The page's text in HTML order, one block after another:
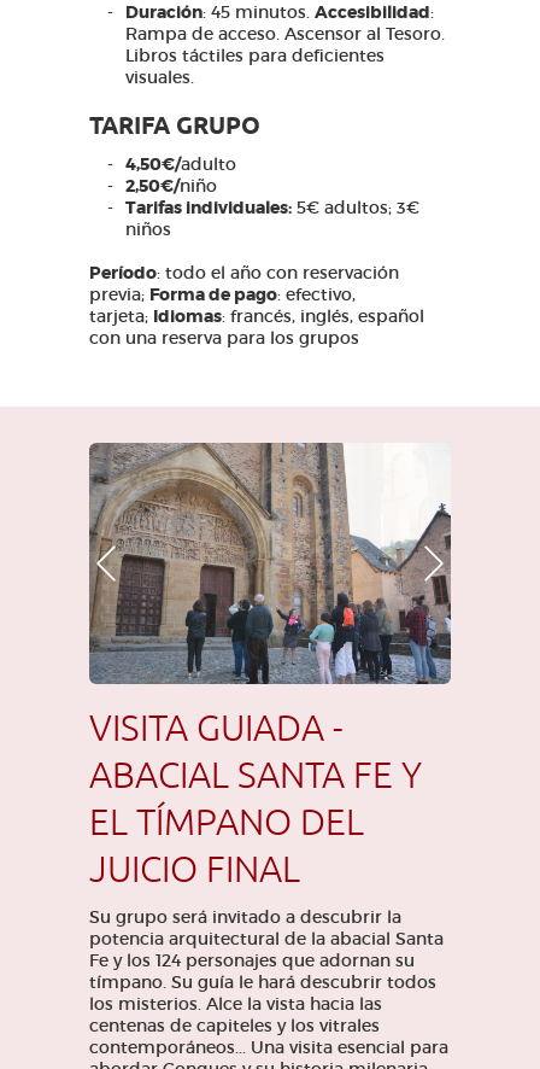
Duración: 45 minutos. Accesibilidad:
Rampa de acceso. Ascensor al Tesoro.
Libros táctiles para deficientes
visuales.
TARIFA GRUPO
4,50€/adulto
2,50€/niño
Tarifas individuales: 5€ adultos; 3€
niños
Período: todo el año con reservación
previa; Forma de pago: efectivo,
tarjeta; Idiomas: francés, inglés, español
con una reserva para los grupos
VISITA GUIADA -
ABACIAL SANTA FE Y
EL TÍMPANO DEL
JUICIO FINAL
Su grupo será invitado a descubrir la
potencia arquitectural de la abacial Santa
Fe y los 124 personajes que adornan su
tímpano. Su guía le hará descubrir todos
los misterios. Alce la vista hacia las
centenas de capiteles y los vitrales
contemporáneos... Una visita esencial para